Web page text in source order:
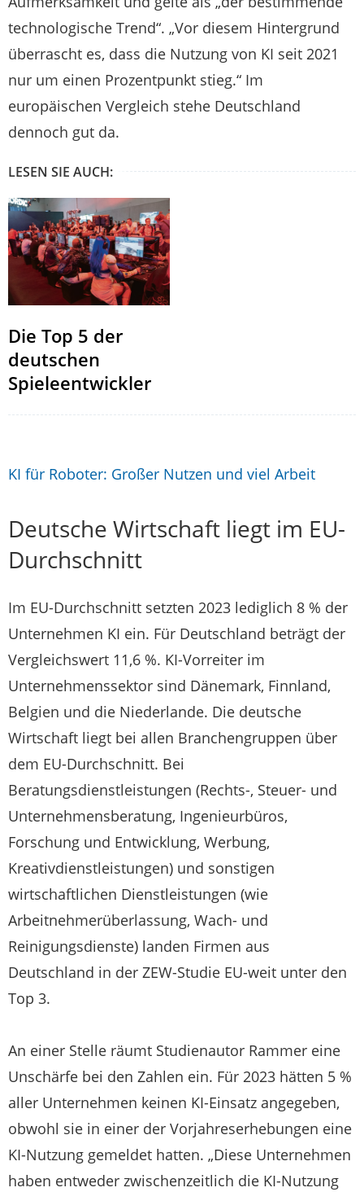
technologische Trend“. „Vor diesem Hintergrund
überrascht es, dass die Nutzung von KI seit 2021
nur um einen Prozentpunkt stieg.“ Im
europäischen Vergleich stehe Deutschland
dennoch gut da.
LESEN SIE AUCH:
Die Top 5 der
deutschen
Spieleentwickler
KI für Roboter: Großer Nutzen und viel Arbeit
Deutsche Wirtschaft liegt im EU-
Durchschnitt
Im EU-Durchschnitt setzten 2023 lediglich 8 % der
Unternehmen KI ein. Für Deutschland beträgt der
Vergleichswert 11,6 %. KI-Vorreiter im
Unternehmenssektor sind Dänemark, Finnland,
Belgien und die Niederlande. Die deutsche
Wirtschaft liegt bei allen Branchengruppen über
dem EU-Durchschnitt. Bei
Beratungsdienstleistungen (Rechts-, Steuer- und
Unternehmensberatung, Ingenieurbüros,
Forschung und Entwicklung, Werbung,
Kreativdienstleistungen) und sonstigen
wirtschaftlichen Dienstleistungen (wie
Arbeitnehmerüberlassung, Wach- und
Reinigungsdienste) landen Firmen aus
Deutschland in der ZEW-Studie EU-weit unter den
Top 3.
An einer Stelle räumt Studienautor Rammer eine
Unschärfe bei den Zahlen ein. Für 2023 hätten 5 %
aller Unternehmen keinen KI-Einsatz angegeben,
obwohl sie in einer der Vorjahreserhebungen eine
KI-Nutzung gemeldet hatten. „Diese Unternehmen
haben entweder zwischenzeitlich die KI-Nutzung